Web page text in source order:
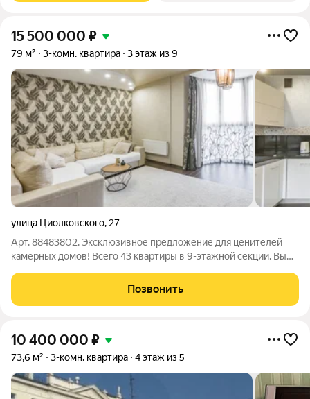
15 500 000 ₽
79 м² 3-комн. квартира 3 этаж из 9
улица Циолковского, 27
Арт. 88483802. Эксклюзивное предложение для ценителей
камерных домов! Всего 43 квартиры в 9-этажной секции. Вы
Формат «заезжай и живи» ремонт уже сделан из
качественных и долговечных
Позвонить
10 400 000 ₽
73,6 м² 3-комн. квартира 4 этаж из 5